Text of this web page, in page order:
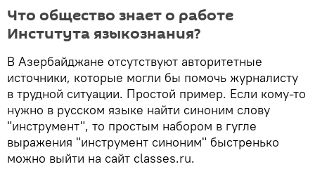
Что общество знает о работе
Института языкознания?
В Азербайджане отсутствуют авторитетные
источники, которые могли бы помочь журналисту
в трудной ситуации. Простой пример. Если кому-то
нужно в русском языке найти синоним слову
"инструмент", то простым набором в гугле
выражения "инструмент синоним" быстренько
можно выйти на сайт classes.ru.